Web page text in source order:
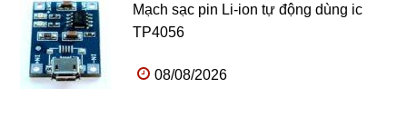
Mạch sạc pin Li-ion tự động dùng ic
TP4056
08/08/2026